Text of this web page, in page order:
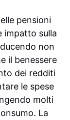
pensioni
impatto sulla
non
il benessere
dei redditi
le spese
molti
La